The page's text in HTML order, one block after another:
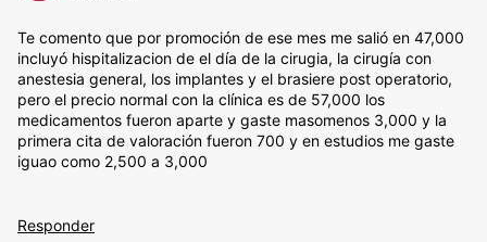
Te comento que por promoción de ese mes me salió en 47,000
incluyó hispitalizacion de el día de la cirugia, la cirugía con
anestesia general, los implantes y el brasiere post operatorio,
pero el precio normal con la clínica es de 57,000 los
medicamentos fueron aparte y gaste masomenos 3,000 y la
primera cita de valoración fueron 700 y en estudios me gaste
iguao como 2,500 a 3,000
Responder